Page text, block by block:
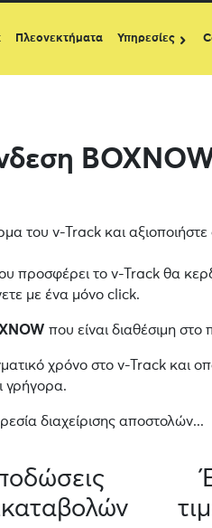
Πλεονεκτήματα Υπηρεσίες
του v-Track και
προσφέρει το v-Track θα
με ένα μόνο click.
που είναι διαθέσιμη στο
χρόνο στο v-Track και
γρήγορα.
διαχείρισης αποστολών...